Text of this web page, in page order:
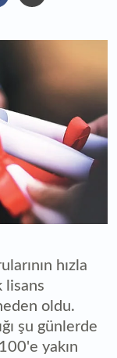
hızla
lisans
oldu.
şu günlerde
yakın